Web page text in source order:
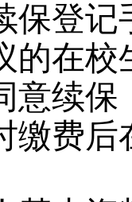
保登记
的在
意续
缴费